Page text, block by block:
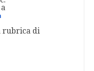
rubrica di